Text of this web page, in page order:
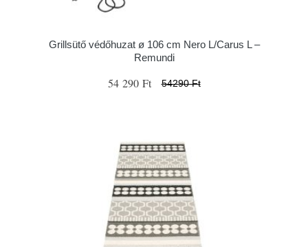
Grillsütő védőhuzat ø 106 cm Nero L/Carus L –
Remundi
54 290 Ft 54290 Ft